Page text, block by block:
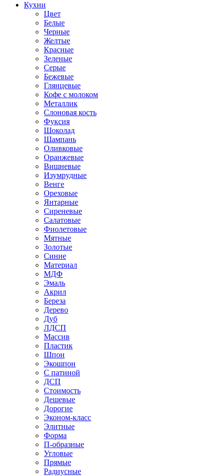
Кухни
Цвет
Белые
Черные
Желтые
Красные
Зеленые
Серые
Бежевые
Глянцевые
Кофе с молоком
Металлик
Слоновая кость
Фуксия
Шоколад
Шампань
Оливковые
Оранжевые
Вишневые
Изумрудные
Венге
Ореховые
Янтарные
Сиреневые
Салатовые
Фиолетовые
Мятные
Золотые
Синие
Материал
МДФ
Эмаль
Акрил
Береза
Дерево
Дуб
ЛДСП
Массив
Пластик
Шпон
Экошпон
С патиной
ДСП
Стоимость
Дешевые
Дорогие
Эконом-класс
Элитные
Форма
П-образные
Угловые
Прямые
Радиусные